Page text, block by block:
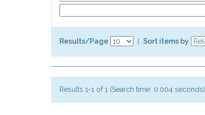
Results/Page Sort items by
Results 1-1 of 1 (Search time: 0.004 seconds).